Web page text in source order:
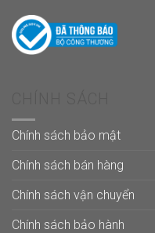
Chính sách bảo mật
Chính sách bán hàng
Chính sách vận chuyển
Chính sách bảo hành